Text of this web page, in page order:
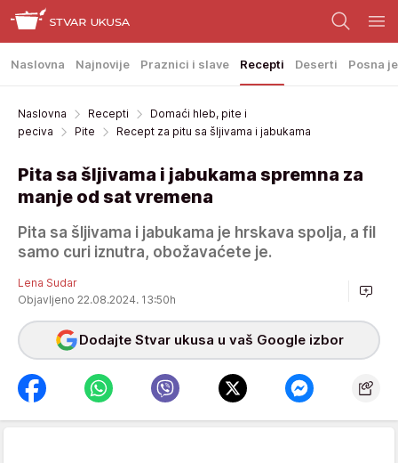
Naslovna Najnovije Praznici i slave Recepti Deserti Posna
Naslovna Recepti
Domaći hleb, pite i
peciva
Pite Recept za pitu sa šljivama i jabukama
Pita sa šljivama i jabukama spremna za
manje od sat vremena
Pita sa šljivama i jabukama je hrskava spolja, a fil
samo curi iznutra, obožavaćete je.
Lena Sudar
Objavljeno 22.08.2024. 13:50h
Dodajte Stvar ukusa u vaš Google izbor